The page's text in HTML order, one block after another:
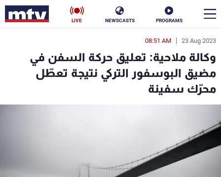
PROGRAMS
NEWSCASTS
LIVE
23 Aug 2023
08:51 AM
وكالة ملاحية: تعليق حركة السفن في
مضيق البوسفور التركي نتيجة تعطّل
محرّك سفينة
en
الأخبار
سياسة
منوعات
كأس العالم